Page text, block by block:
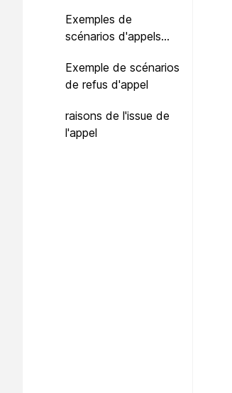
Exemples de
scénarios d'appels
Exemple de scénarios
de refus d'appel
raisons de l'issue de
l'appel